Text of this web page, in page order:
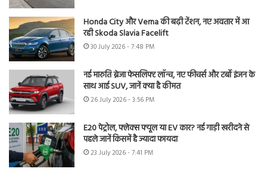
Honda City और Verna की बढ़ी टेंशन, नए अवतार में आ
रही Skoda Slavia Facelift
30 July 2026 - 7:48 PM
नई मारुति ब्रेजा फेसलिफ्ट लॉन्च, नए फीचर्स और टर्बो इंजन के
साथ आई SUV, जानें क्या है कीमत
26 July 2026 - 3:56 PM
E20 पेट्रोल, फ्लेक्स फ्यूल या EV कार? नई गाड़ी खरीदने से
पहले जानें किसमें है ज्यादा फायदा
23 July 2026 - 7:41 PM